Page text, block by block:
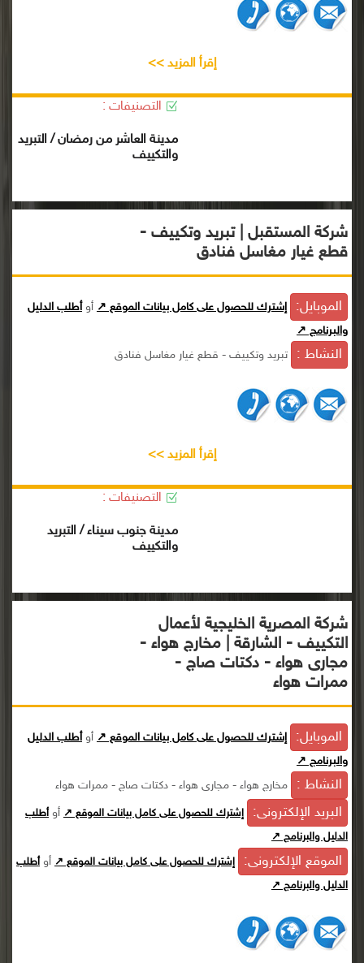
إقرأ المزيد >>
التصنيفات :
مدينة العاشر من رمضان / التبريد
والتكييف
شركة المستقبل | تبريد وتكييف -
قطع غيار مغاسل فنادق
الموبايل: إشترك للحصول على كامل بيانات الموقع ↗ أوأطلب الدليل
والبرنامج ↗
النشاط : تبريد وتكييف - قطع غيار مغاسل فنادق
إقرأ المزيد >>
التصنيفات :
مدينة جنوب سيناء / التبريد
والتكييف
شركة المصرية الخليجية لأعمال
التكييف - الشارقة | مخارج هواء -
مجارى هواء - دكتات صاج -
ممرات هواء
الموبايل: إشترك للحصول على كامل بيانات الموقع ↗ أوأطلب الدليل
والبرنامج ↗
النشاط : مخارج هواء - مجارى هواء - دكتات صاج - ممرات هواء
البريد الإلكترونى: إشترك للحصول على كامل بيانات الموقع ↗ أوأطلب
الدليل والبرنامج ↗
الموقع الإلكترونى: إشترك للحصول على كامل بيانات الموقع ↗ أوأطلب
الدليل والبرنامج ↗